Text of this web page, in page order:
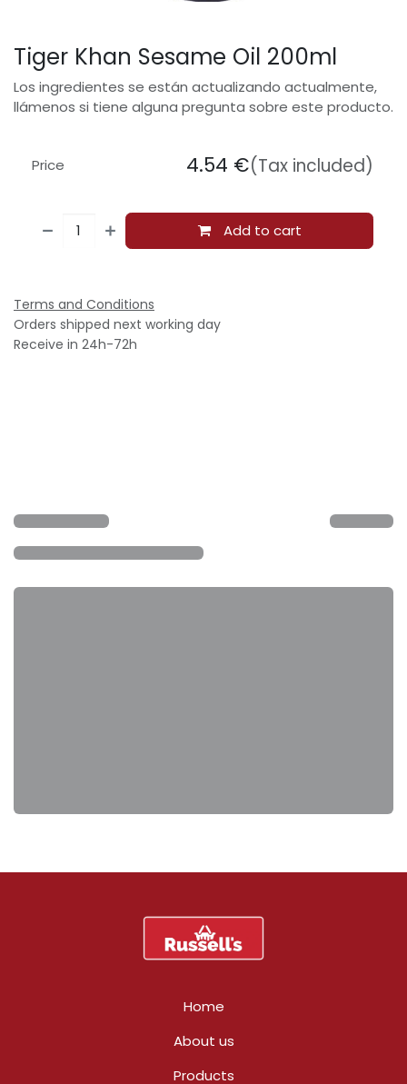
Tiger Khan Sesame Oil 200ml
Los ingredientes se están actualizando actualmente,
llámenos si tiene alguna pregunta sobre este producto.
Add to cart
Price 4.54 €(Tax included)
Terms and Conditions
Orders shipped next working day
Receive in 24h-72h
Home
About us
Products